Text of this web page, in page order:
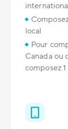
local
Pour
Canada ou
composez